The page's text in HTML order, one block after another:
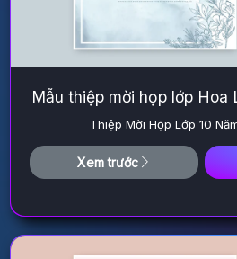
Mẫu thiệp mời họp lớp Hoa
Thiệp Mời Họp Lớp 10
Xem trước